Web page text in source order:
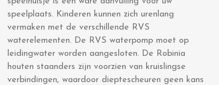
speelplaats. Kinderen kunnen zich urenlang
vermaken met de verschillende RVS
waterelementen. De RVS waterpomp moet op
leidingwater worden aangesloten. De Robinia
houten staanders zijn voorzien van kruislingse
verbindingen, waardoor dieptescheuren geen kans